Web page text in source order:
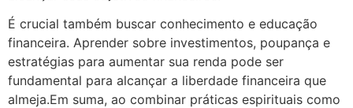
É crucial também buscar conhecimento e educação
financeira. Aprender sobre investimentos, poupança e
estratégias para aumentar sua renda pode ser
fundamental para alcançar a liberdade financeira que
almeja.Em suma, ao combinar práticas espirituais como